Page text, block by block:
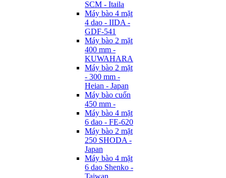
SCM - Itaila
Máy bào 4 mặt
4 dao - IIDA -
GDF-541
Máy bào 2 mặt
400 mm -
KUWAHARA
Máy bào 2 mặt
- 300 mm -
Heian - Japan
Máy bào cuốn
450 mm -
Máy bào 4 mặt
6 dao - FE-620
Máy bào 2 mặt
250 SHODA -
Japan
Máy bào 4 mặt
6 dao Shenko -
Taiwan